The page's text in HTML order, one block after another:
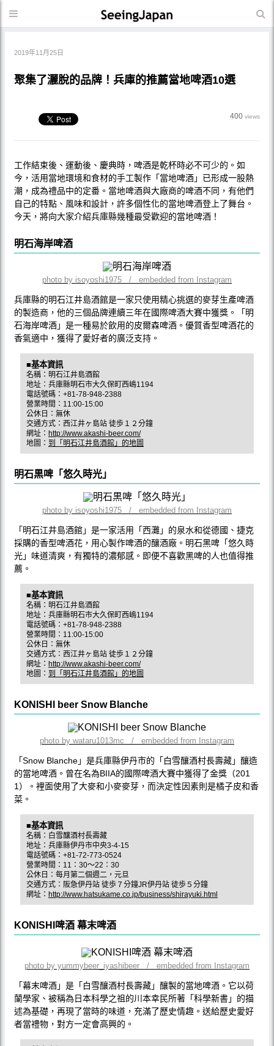
SeeingJapan員工
2019年11月25日
聚集了灑脫的品牌！兵庫的推薦當地啤酒10選
400 views
工作結束後、運動後、慶典時，啤酒是乾杯時必不可少的。如
今，活用當地環境和食材的手工製作「當地啤酒」已形成一股熱
潮，成為禮品中的定番。當地啤酒與大廠商的啤酒不同，有他們
自己的特點、風味和設計，許多個性化的當地啤酒登上了舞台。
今天，將向大家介紹兵庫縣幾種最受歡迎的當地啤酒！
明石海岸啤酒
photo by isoyoshi1975 / embedded from Instagram
兵庫縣的明石江井島酒館是一家只使用精心挑選的麥芽生產啤酒
的製造商，他的三個品牌連續三年在國際啤酒大賽中獲獎。「明
石海岸啤酒」是一種易於飲用的皮爾森啤酒。優質香型啤酒花的
香氣適中，獲得了愛好者的廣泛支持。
■基本資訊
名稱：明石江井島酒館
地址：兵庫縣明石市大久保町西嶋1194
電話號碼：+81-78-948-2388
營業時間：11:00-15:00
公休日：無休
交通方式：西江井ヶ島站 徒歩１２分鐘
網址： http://www.akashi-beer.com/
地圖： 到「明石江井島酒館」的地圖
明石黒啤「悠久時光」
photo by isoyoshi1975 / embedded from Instagram
「明石江井島酒館」是一家活用「西灘」的泉水和從德國、捷克
採購的香型啤酒花，用心製作啤酒的釀酒廠。明石黑啤「悠久時
光」味道清爽，有獨特的濃郁感。即便不喜歡黑啤的人也值得推
薦。
■基本資訊
名稱：明石江井島酒館
地址：兵庫縣明石市大久保町西嶋1194
電話號碼：+81-78-948-2388
營業時間：11:00-15:00
公休日：無休
交通方式：西江井ヶ島站 徒歩１２分鐘
網址： http://www.akashi-beer.com/
地圖： 到「明石江井島酒館」的地圖
KONISHI beer Snow Blanche
photo by wataru1013mc / embedded from Instagram
「Snow Blanche」是兵庫縣伊丹市的「白雪釀酒村長壽藏」釀造
的當地啤酒。曾在名為BIIA的國際啤酒大賽中獲得了金獎（201
1）。裡面使用了大麥和小麥麥芽，而決定性因素則是橘子皮和香
菜。
■基本資訊
名稱：白雪釀酒村長壽藏
地址：兵庫縣伊丹市中央3-4-15
電話號碼：+81-72-773-0524
營業時間：11：30～22：30
公休日：每月第二個週二，元旦
交通方式：阪急伊丹站 徒歩７分鐘JR伊丹站 徒歩５分鐘
網址： http://www.hatsukame.co.jp/business/shirayuki.html
KONISHI啤酒 幕末啤酒
photo by yummybeer_iyashibeer / embedded from Instagram
「幕末啤酒」是「白雪釀酒村長壽藏」釀製的當地啤酒。它以荷
蘭學家、被稱為日本科學之祖的川本幸民所著「科學新書」的描
述為基礎，再現了當時的味道，充滿了歷史情趣。送給歷史愛好
者當禮物，對方一定會高興的。